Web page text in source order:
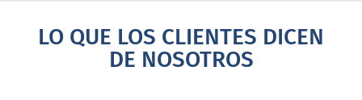
LO QUE LOS CLIENTES DICEN
DE NOSOTROS